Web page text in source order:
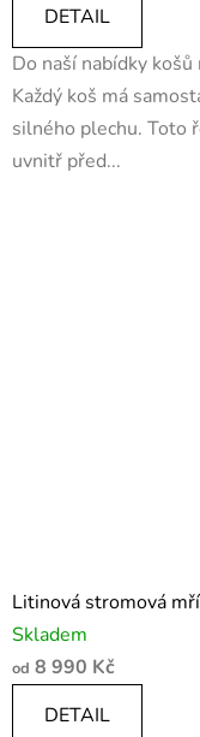
DETAIL
Do naší nabídky
Každý koš má
silného plechu. Toto
uvnitř před...
Litinová stromová
Skladem
od 8 990 Kč
DETAIL